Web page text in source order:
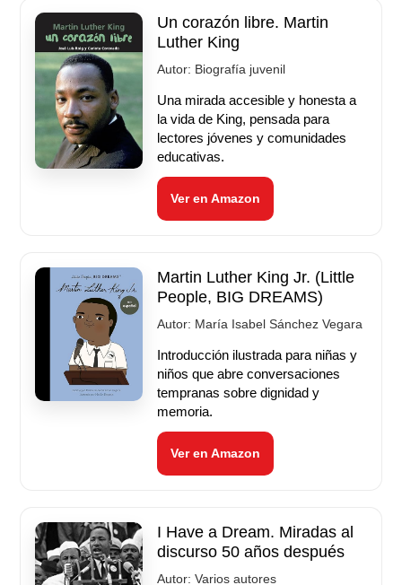
Un corazón libre. Martin
Luther King
Autor: Biografía juvenil
Una mirada accesible y honesta a
la vida de King, pensada para
lectores jóvenes y comunidades
educativas.
Ver en Amazon
Martin Luther King Jr. (Little
People, BIG DREAMS)
Autor: María Isabel Sánchez Vegara
Introducción ilustrada para niñas y
niños que abre conversaciones
tempranas sobre dignidad y
memoria.
Ver en Amazon
I Have a Dream. Miradas al
discurso 50 años después
Autor: Varios autores